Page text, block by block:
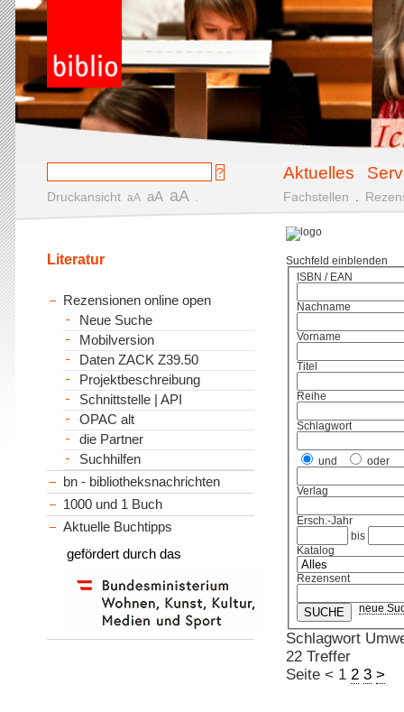
Aktuelles
Druckansicht aA aA aA Fachstellen
Suchfeld einblenden
ISBN / EAN
Nachname
Vorname
Titel
Reihe
Schlagwort
und oder
Verlag
Ersch.-Jahr
bis
Katalog
Rezensent
neue
Schlagwort
22 Treffer
Seite < 1 2 3 >
Literatur
Rezensionen online open
Neue Suche
Mobilversion
Daten ZACK Z39.50
Projektbeschreibung
Schnittstelle | API
OPAC alt
die Partner
Suchhilfen
bn - bibliotheksnachrichten
1000 und 1 Buch
Aktuelle Buchtipps
gefördert durch das